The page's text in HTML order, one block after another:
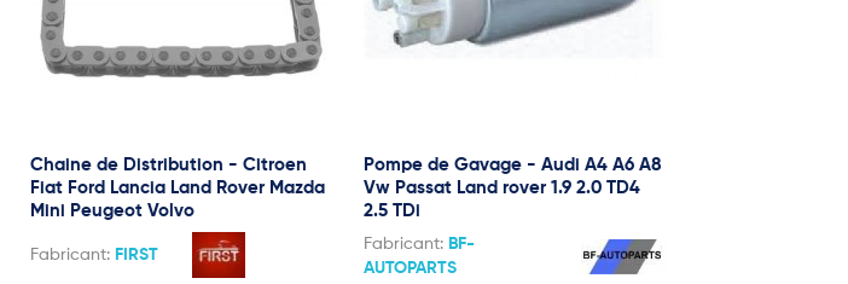
Chaine de Distribution - Citroen
Fiat Ford Lancia Land Rover Mazda
Mini Peugeot Volvo
Fabricant: FIRST
Pompe de Gavage - Audi A4 A6 A8
Vw Passat Land rover 1.9 2.0 TD4
2.5 TDi
Fabricant: BF-
AUTOPARTS